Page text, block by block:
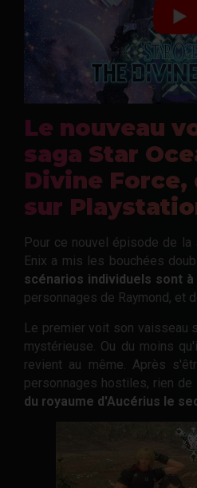
Le nouveau
saga Star
Divine Force,
sur
Pour ce nouvel épisode de la
Enix a mis les bouchées
scénarios individuels sont
personnages de Raymond, et
Le premier voit son vaisseau
mystérieuse. Ou du moins
revient au même. Après
personnages hostiles, rien de
du royaume d'Aucérius le